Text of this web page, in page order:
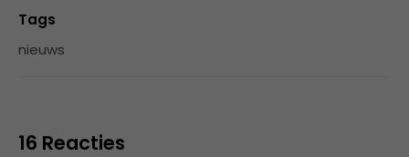
Tags
nieuws
16 Reacties